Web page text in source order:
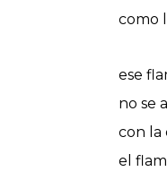
como
ese
no se
con la
el